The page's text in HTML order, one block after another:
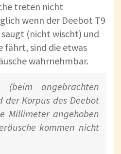
treten nicht
wenn der Deebot T9
(nicht wischt) und
fährt, sind die etwas
wahrnehmbar.
(beim angebrachten
der Korpus des Deebot
Millimeter angehoben
kommen nicht